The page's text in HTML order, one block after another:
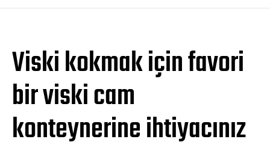
Viski kokmak için favori
bir viski cam
konteynerine ihtiyacınız